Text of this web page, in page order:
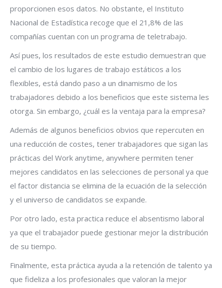
proporcionen esos datos. No obstante, el Instituto
Nacional de Estadística recoge que el 21,8% de las
compañías cuentan con un programa de teletrabajo.
Así pues, los resultados de este estudio demuestran que
el cambio de los lugares de trabajo estáticos a los
flexibles, está dando paso a un dinamismo de los
trabajadores debido a los beneficios que este sistema les
otorga. Sin embargo, ¿cuál es la ventaja para la empresa?
Además de algunos beneficios obvios que repercuten en
una reducción de costes, tener trabajadores que sigan las
prácticas del Work anytime, anywhere permiten tener
mejores candidatos en las selecciones de personal ya que
el factor distancia se elimina de la ecuación de la selección
y el universo de candidatos se expande.
Por otro lado, esta practica reduce el absentismo laboral
ya que el trabajador puede gestionar mejor la distribución
de su tiempo.
Finalmente, esta práctica ayuda a la retención de talento ya
que fideliza a los profesionales que valoran la mejor